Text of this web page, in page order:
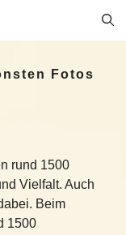
Fotos
rund 1500
Vielfalt. Auch
Beim
1500